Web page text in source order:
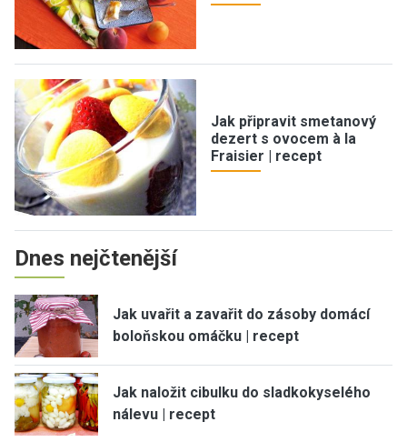
Jak připravit smetanový
dezert s ovocem à la
Fraisier | recept
Dnes nejčtenější
Jak uvařit a zavařit do zásoby domácí
boloňskou omáčku | recept
Jak naložit cibulku do sladkokyselého
nálevu | recept